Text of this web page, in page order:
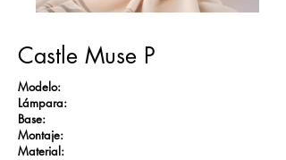
Castle Muse P
​Modelo:
Lámpara:
Base:
Montaje:
Material: